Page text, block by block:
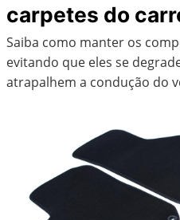
carpetes do
Saiba como manter os
evitando que eles se
atrapalhem a condução do